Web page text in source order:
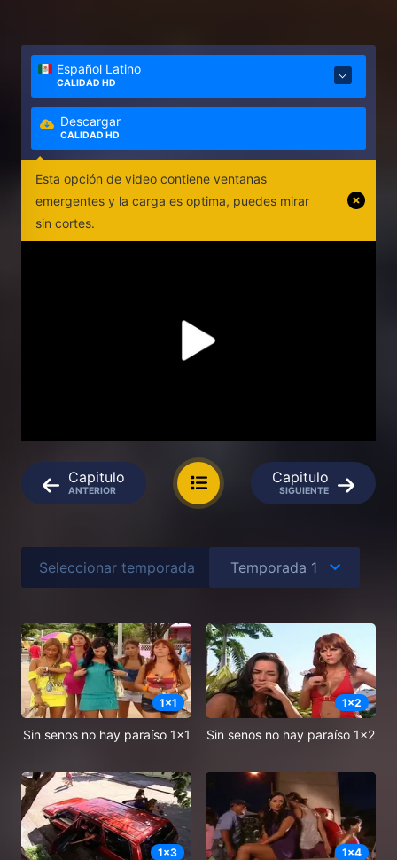
Español Latino
CALIDAD HD
Descargar
CALIDAD HD
Esta opción de video contiene ventanas
emergentes y la carga es optima, puedes mirar
sin cortes.
Capitulo
ANTERIOR
Capitulo
SIGUIENTE
Seleccionar temporada
1x1
Sin senos no hay paraíso 1x1
1x2
Sin senos no hay paraíso 1x2
1x3 1x4